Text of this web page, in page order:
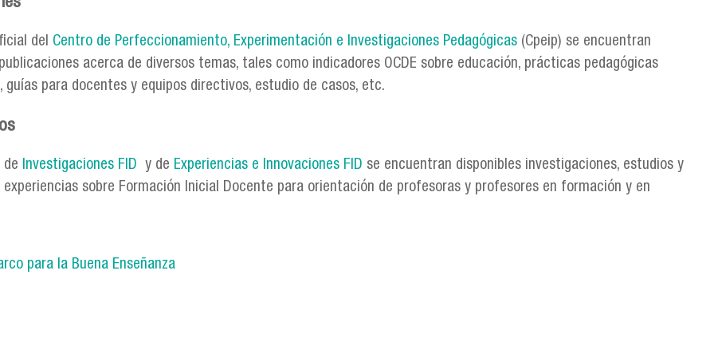
del Centro de Perfeccionamiento, Experimentación e Investigaciones Pedagógicas (Cpeip) se encuentran
acerca de diversos temas, tales como indicadores OCDE sobre educación, prácticas pedagógicas
guías para docentes y equipos directivos, estudio de casos, etc.
de Investigaciones FID y de Experiencias e Innovaciones FID se encuentran disponibles investigaciones, estudios y
sobre Formación Inicial Docente para orientación de profesoras y profesores en formación y en
para la Buena Enseñanza